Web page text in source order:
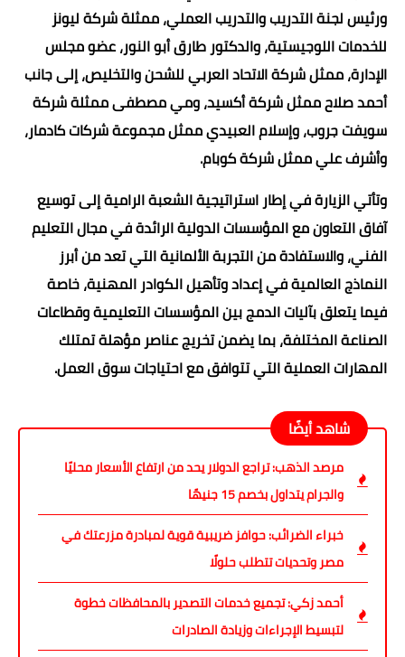
ورئيس لجنة التدريب والتدريب العملي، ممثلة شركة ليونز
للخدمات اللوجيستية، والدكتور طارق أبو النور، عضو مجلس
الإدارة، ممثل شركة الاتحاد العربي للشحن والتخليص، إلى جانب
أحمد صلاح ممثل شركة أكسيد، ومي مصطفى ممثلة شركة
سويفت جروب، وإسلام العبيدي ممثل مجموعة شركات كادمار،
وأشرف علي ممثل شركة كوبام.
وتأتي الزيارة في إطار استراتيجية الشعبة الرامية إلى توسيع
آفاق التعاون مع المؤسسات الدولية الرائدة في مجال التعليم
الفني، والاستفادة من التجربة الألمانية التي تعد من أبرز
النماذج العالمية في إعداد وتأهيل الكوادر المهنية، خاصة
فيما يتعلق بآليات الدمج بين المؤسسات التعليمية وقطاعات
الصناعة المختلفة، بما يضمن تخريج عناصر مؤهلة تمتلك
المهارات العملية التي تتوافق مع احتياجات سوق العمل.
شاهد أيضًا
مرصد الذهب: تراجع الدولار يحد من ارتفاع الأسعار محليًا
والجرام يتداول بخصم 15 جنيهًا
خبراء الضرائب: حوافز ضريبية قوية لمبادرة مزرعتك في
مصر وتحديات تتطلب حلولًا
أحمد زكي: تجميع خدمات التصدير بالمحافظات خطوة
لتبسيط الإجراءات وزيادة الصادرات